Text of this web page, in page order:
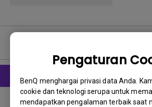
Pengaturan
BenQ menghargai privasi data Anda.
cookie dan teknologi serupa untuk
mendapatkan pengalaman terbaik saat
Petunjuk Penggunaan